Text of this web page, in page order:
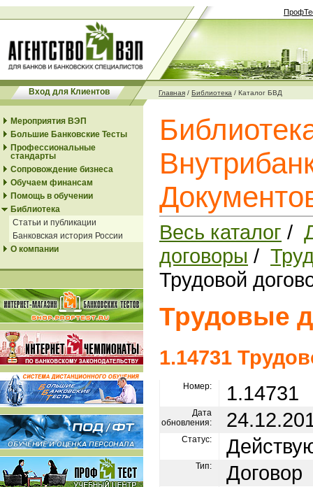
Вход для Клиентов Главная / Библиотека / Каталог БВД
Мероприятия ВЭП
Большие Банковские Тесты
Профессиональные
стандарты
Сопровождение бизнеса
Обучаем финансам
Помощь в обучении
Библиотека
Статьи и публикации
Банковская история России
О компании
Весь каталог /
договоры /
Трудовой
Трудовые
1.14731
Номер: 1.14731
Дата
обновления:
Статус:
Тип: Договор